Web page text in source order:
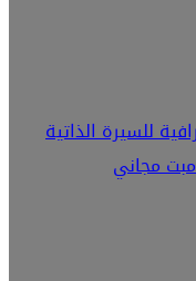
للسيرة الذاتية